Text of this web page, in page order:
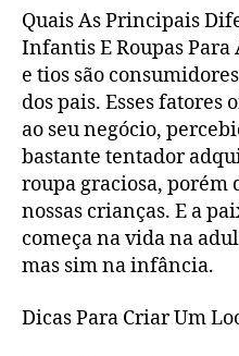
Quais As Principais
Infantis E Roupas Para
e tios são
dos pais. Esses
ao seu negócio,
bastante tentador
roupa graciosa, porém
nossas crianças. E a
começa na vida na
mas sim na infância.
Dicas Para Criar Um